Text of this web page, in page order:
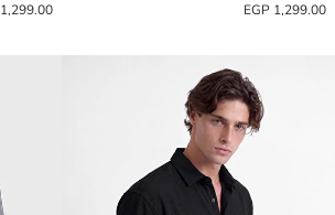
1,299.00 EGP
1,299.00 EGP